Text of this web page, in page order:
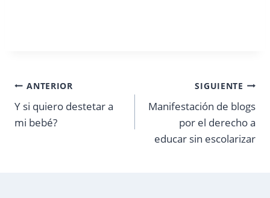
Navegación
de
ANTERIOR
Y si quiero destetar a
mi bebé?
SIGUIENTE
Manifestación de blogs
por el derecho a
educar sin escolarizar